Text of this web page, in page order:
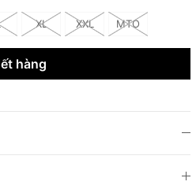
XL XXL MTO
hàng